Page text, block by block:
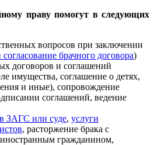
праву помогут в следующих
вопросов при заключении
брачного договора)
договоров и соглашений
имущества, соглашение о детях,
и иные), сопровождение
соглашений, ведение
ЗАГС или суде, услуги
, расторжение брака с
гражданином,